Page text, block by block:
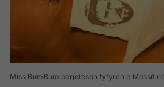
Miss BumBum përjetëson fytyrën e Messit